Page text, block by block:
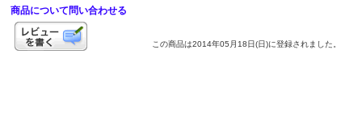
商品について問い合わせる
この商品は2014年05月18日(日)に登録されました。